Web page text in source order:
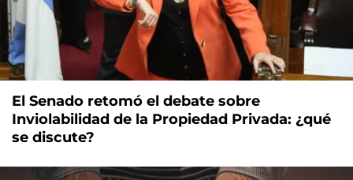
El Senado retomó el debate sobre
Inviolabilidad de la Propiedad Privada: ¿qué
se discute?